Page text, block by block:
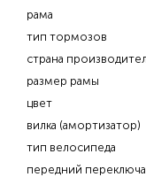
рама
тип тормозов
страна
размер рамы
цвет
вилка (амортизатор)
тип велосипеда
передний